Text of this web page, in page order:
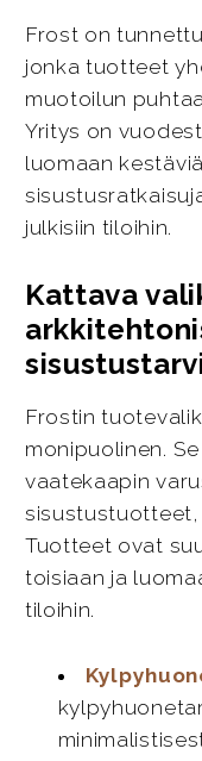
Frost on
jonka tuotteet
muotoilun
Yritys on
luomaan
julkisiin tiloihin.
Kattava
Frostin
monipuolinen.
vaatekaapin
Tuotteet ovat
toisiaan ja
tiloihin.